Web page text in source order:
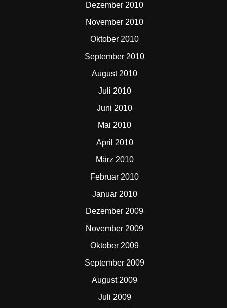
Dezember 2010
November 2010
Oktober 2010
September 2010
August 2010
Juli 2010
Juni 2010
Mai 2010
April 2010
März 2010
Februar 2010
Januar 2010
Dezember 2009
November 2009
Oktober 2009
September 2009
August 2009
Juli 2009